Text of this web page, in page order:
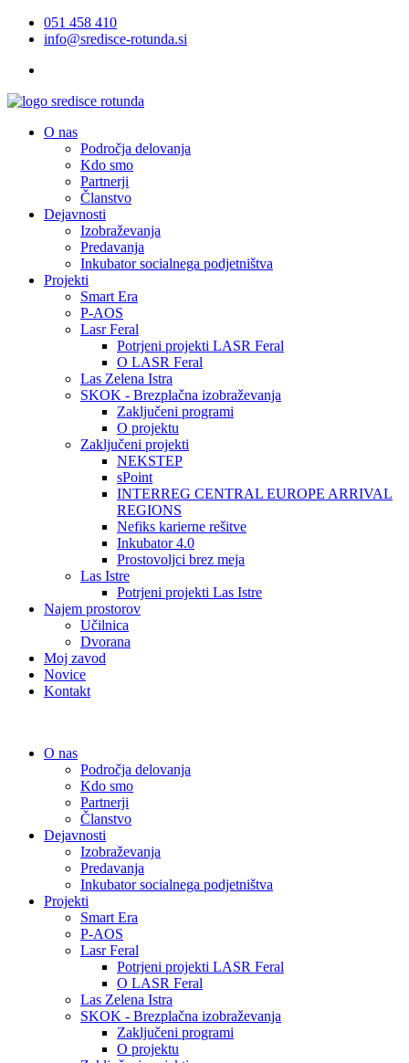
051 458 410
info@sredisce-rotunda.si
O nas
Področja delovanja
Kdo smo
Partnerji
Članstvo
Dejavnosti
Izobraževanja
Predavanja
Inkubator socialnega podjetništva
Projekti
Smart Era
P-AOS
Lasr Feral
Potrjeni projekti LASR Feral
O LASR Feral
Las Zelena Istra
SKOK - Brezplačna izobraževanja
Zaključeni programi
O projektu
Zaključeni projekti
NEKSTEP
sPoint
INTERREG CENTRAL EUROPE ARRIVAL
REGIONS
Nefiks karierne rešitve
Inkubator 4.0
Prostovoljci brez meja
Las Istre
Potrjeni projekti Las Istre
Najem prostorov
Učilnica
Dvorana
Moj zavod
Novice
Kontakt
O nas
Področja delovanja
Kdo smo
Partnerji
Članstvo
Dejavnosti
Izobraževanja
Predavanja
Inkubator socialnega podjetništva
Projekti
Smart Era
P-AOS
Lasr Feral
Potrjeni projekti LASR Feral
O LASR Feral
Las Zelena Istra
SKOK - Brezplačna izobraževanja
Zaključeni programi
O projektu